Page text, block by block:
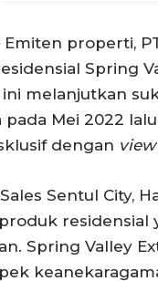
Emiten properti,
Spring
melanjutkan
Mei 2022
dengan view
Sentul City,
Spring Valley